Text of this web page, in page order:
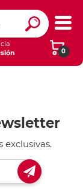
0
exclusivas.